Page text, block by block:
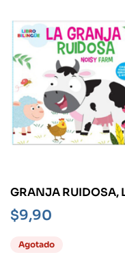
GRANJA RUIDOSA,
$9,90
Agotado